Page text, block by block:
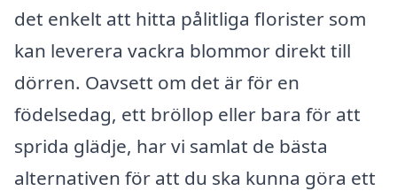
det enkelt att hitta pålitliga florister som
kan leverera vackra blommor direkt till
dörren. Oavsett om det är för en
födelsedag, ett bröllop eller bara för att
sprida glädje, har vi samlat de bästa
alternativen för att du ska kunna göra ett